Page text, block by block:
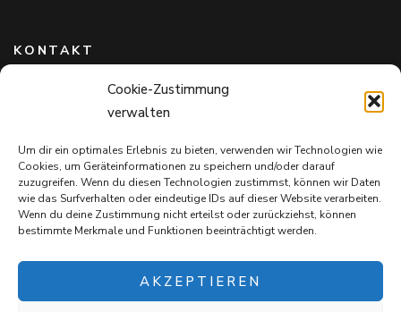
Cookie-Zustimmung
verwalten
Um dir ein optimales Erlebnis zu bieten, verwenden wir Technologien wie
Cookies, um Geräteinformationen zu speichern und/oder darauf
zuzugreifen. Wenn du diesen Technologien zustimmst, können wir Daten
wie das Surfverhalten oder eindeutige IDs auf dieser Website verarbeiten.
Wenn du deine Zustimmung nicht erteilst oder zurückziehst, können
bestimmte Merkmale und Funktionen beeinträchtigt werden.
AKZEPTIEREN
KONTAKT
Hundefreunde in Bayern e.V.
Markus Willi Ebert
97711 Maßbach
+49 172 85 64 937
Hundefreundeinbayern@web.de